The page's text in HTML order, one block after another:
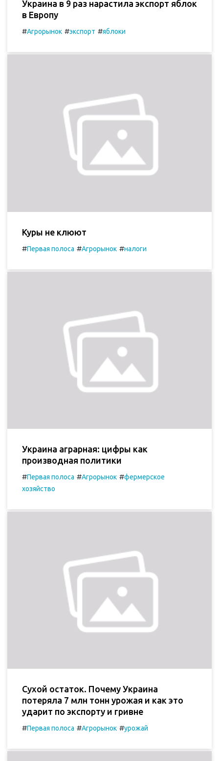
Украина в 9 раз нарастила экспорт яблок
в Европу
#Агрорынок #экспорт #яблоки
Куры не клюют
#Первая полоса #Агрорынок #налоги
Украина аграрная: цифры как
производная политики
#Первая полоса #Агрорынок #фермерское
хозяйство
Сухой остаток. Почему Украина
потеряла 7 млн тонн урожая и как это
ударит по экспорту и гривне
#Первая полоса #Агрорынок #урожай